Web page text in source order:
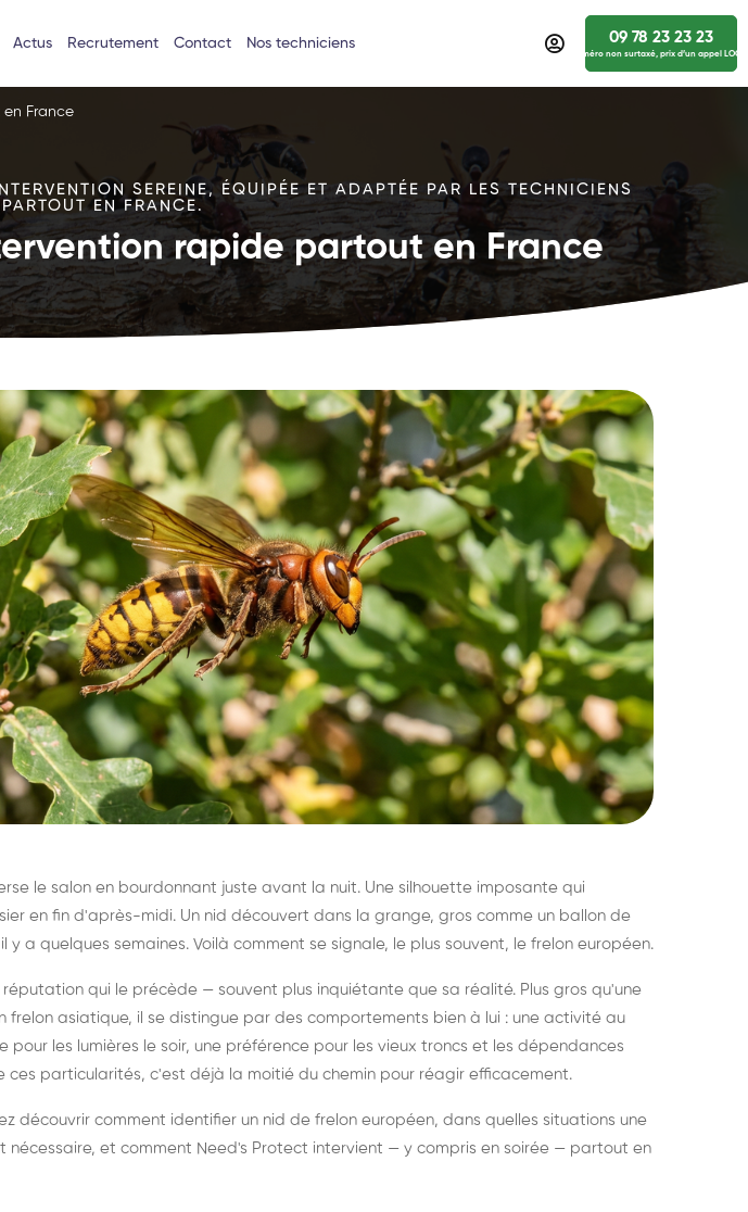
Actus Recrutement Contact Nos techniciens 09 78 23 23 23
numéro non surtaxé, prix d’un appel
France
SEREINE, ÉQUIPÉE ET ADAPTÉE PAR LES TECHNICIENS
EN FRANCE.
rapide partout en France
de
:
en
Dératisation : éliminer
durablement rats et
souris, partout en France
le salon en bourdonnant juste avant la nuit. Une silhouette imposante qui
en fin d'après-midi. Un nid découvert dans la grange, gros comme un ballon de
y a quelques semaines. Voilà comment se signale, le plus souvent, le frelon européen.
qui le précède — souvent plus inquiétante que sa réalité. Plus gros qu'une
frelon asiatique, il se distingue par des comportements bien à lui : une activité au
pour les lumières le soir, une préférence pour les vieux troncs et les dépendances
ces particularités, c'est déjà la moitié du chemin pour réagir efficacement.
découvrir comment identifier un nid de frelon européen, dans quelles situations une
nécessaire, et comment Need's Protect intervient — y compris en soirée — partout en